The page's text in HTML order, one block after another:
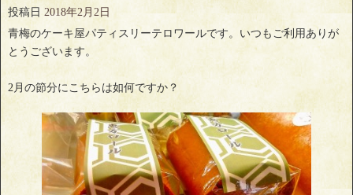
投稿日 2018年2月2日
青梅のケーキ屋パティスリーテロワールです。いつもご利用ありが
とうございます。
2月の節分にこちらは如何ですか？